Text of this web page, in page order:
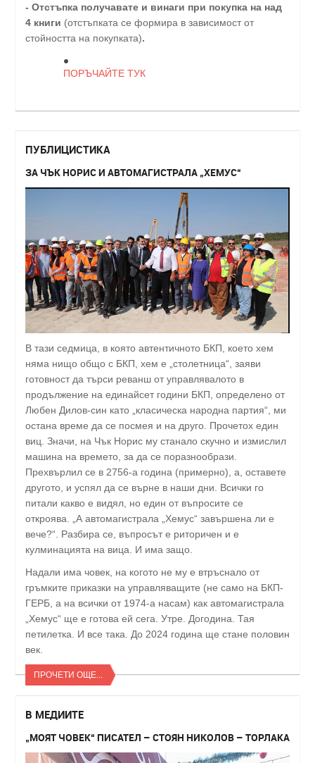
- Отстъпка получавате и винаги при покупка на над
4 книги (отстъпката се формира в зависимост от
стойността на покупката).
ПОРЪЧАЙТЕ ТУК
ПУБЛИЦИСТИКА
ЗА ЧЪК НОРИС И АВТОМАГИСТРАЛА „ХЕМУС“
В тази седмица, в която автентичното БКП, което хем
няма нищо общо с БКП, хем е „столетница“, заяви
готовност да търси реванш от управлявалото в
продължение на единайсет години БКП, определено от
Любен Дилов-син като „класическа народна партия“, ми
остана време да се посмея и на друго. Прочетох един
виц. Значи, на Чък Норис му станало скучно и измислил
машина на времето, за да се поразнообрази.
Прехвърлил се в 2756-а година (примерно), а, оставете
другото, и успял да се върне в наши дни. Всички го
питали какво е видял, но един от въпросите се
откроява. „А автомагистрала „Хемус“ завършена ли е
вече?“. Разбира се, въпросът е риторичен и е
кулминацията на вица. И има защо.
Надали има човек, на когото не му е втръснало от
гръмките приказки на управляващите (не само на БКП-
ГЕРБ, а на всички от 1974-а насам) как автомагистрала
„Хемус“ ще е готова ей сега. Утре. Догодина. Тая
петилетка. И все така. До 2024 година ще стане половин
век.
ПРОЧЕТИ ОЩЕ...
В МЕДИИТЕ
„МОЯТ ЧОВЕК“ ПИСАТЕЛ – СТОЯН НИКОЛОВ – ТОРЛАКА